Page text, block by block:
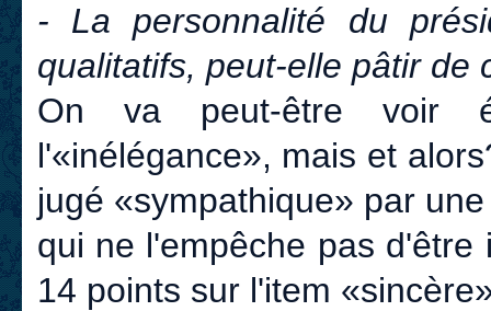
- La personnalité du
qualitatifs, peut-elle pâtir de
On va peut-être voir
l'«inélégance», mais et
jugé «sympathique» par
qui ne l'empêche pas
14 points sur l'item